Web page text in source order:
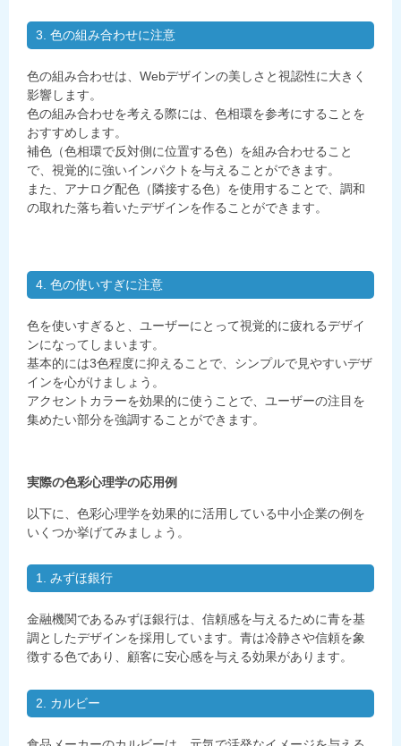
3. 色の組み合わせに注意
色の組み合わせは、Webデザインの美しさと視認性に大きく
影響します。
色の組み合わせを考える際には、色相環を参考にすることを
おすすめします。
補色（色相環で反対側に位置する色）を組み合わせること
で、視覚的に強いインパクトを与えることができます。
また、アナログ配色（隣接する色）を使用することで、調和
の取れた落ち着いたデザインを作ることができます。
4. 色の使いすぎに注意
色を使いすぎると、ユーザーにとって視覚的に疲れるデザイ
ンになってしまいます。
基本的には3色程度に抑えることで、シンプルで見やすいデザ
インを心がけましょう。
アクセントカラーを効果的に使うことで、ユーザーの注目を
集めたい部分を強調することができます。
実際の色彩心理学の応用例
以下に、色彩心理学を効果的に活用している中小企業の例を
いくつか挙げてみましょう。
1. みずほ銀行
金融機関であるみずほ銀行は、信頼感を与えるために青を基
調としたデザインを採用しています。青は冷静さや信頼を象
徴する色であり、顧客に安心感を与える効果があります。
2. カルビー